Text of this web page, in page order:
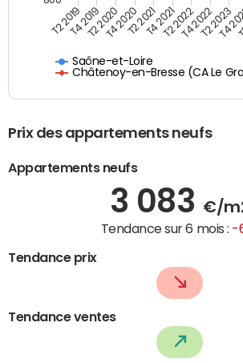
Saône-et-Loire
Châtenoy-en-Bresse (CA Le
T2 2019T4 2019T2 2020T4 2020T2 2021T4 2021T2 2022T4 2022T2 2023
T4
Prix des appartements neufs
Appartements neufs
3 083 €/
Tendance sur 6 mois : -
Tendance prix
Tendance ventes